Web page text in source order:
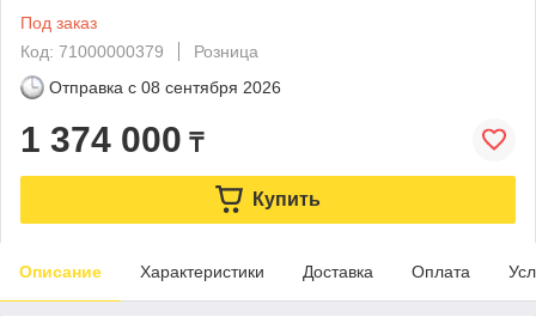
Под заказ
Код: 71000000379
Розница
Отправка с 08 сентября 2026
1 374 000 ₸
Купить
Описание Характеристики Доставка Оплата